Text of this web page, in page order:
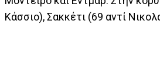
Κάσσιο), Σακκέτι (69 αντί